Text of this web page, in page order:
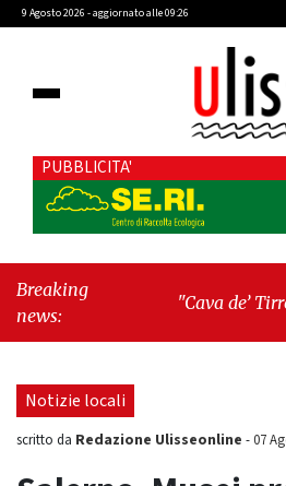
9 Agosto 2026 - aggiornato alle 09:26
PUBBLICITA'
Breaking
news:
"Cava de’ Tirreni,
seduta consiliare:
Notizie locali
scritto da Redazione Ulisseonline -07